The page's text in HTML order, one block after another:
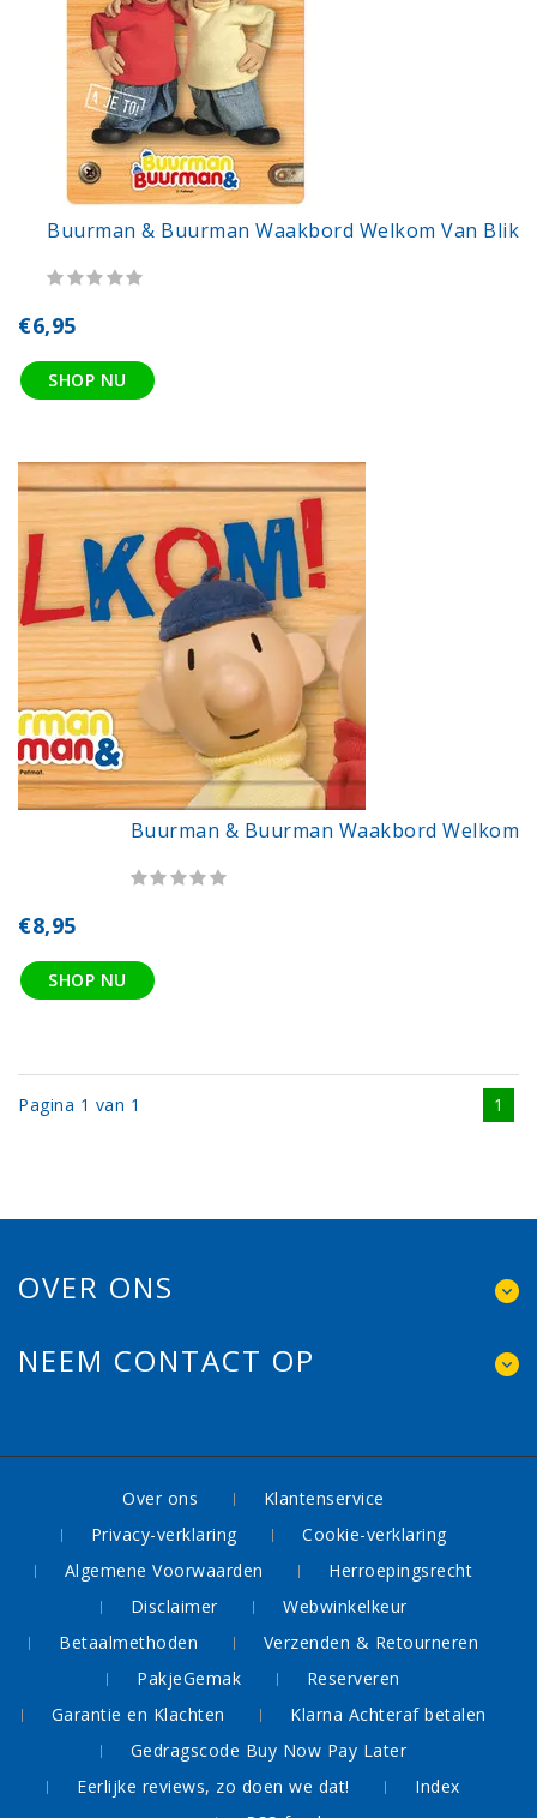
Buurman & Buurman Waakbord Welkom Van Blik
€6,95
SHOP NU
Buurman & Buurman Waakbord Welkom
€8,95
SHOP NU
Pagina 1 van 1 1
OVER ONS
NEEM CONTACT OP
Over ons
Klantenservice
Privacy-verklaring
Cookie-verklaring
Algemene Voorwaarden
Herroepingsrecht
Disclaimer
Webwinkelkeur
Betaalmethoden
Verzenden & Retourneren
PakjeGemak
Reserveren
Garantie en Klachten
Klarna Achteraf betalen
Gedragscode Buy Now Pay Later
Eerlijke reviews, zo doen we dat!
Index